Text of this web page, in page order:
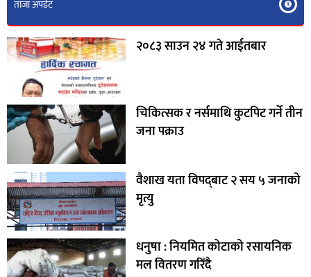
ताजा अपडेट
२०८३ साउन २४ गते आईतबार
चिकित्सक र नर्समाथि कुटपिट गर्ने तीन
जना पक्राउ
वैशाख यता विपद्‌बाट २ सय ५ जनाको
मृत्यु
धनुषा : नियमित कोटाको रसायनिक
मल वितरण गरिँदै